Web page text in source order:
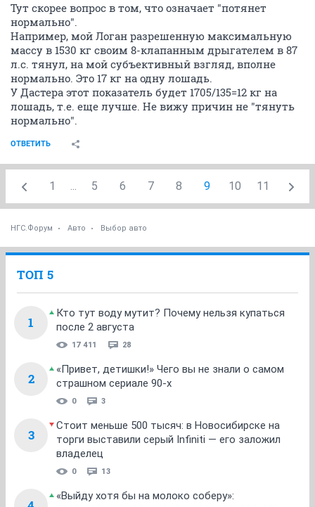
Тут скорее вопрос в том, что означает "потянет
нормально".
Например, мой Логан разрешенную максимальную
массу в 1530 кг своим 8-клапанным дрыгателем в 87
л.с. тянул, на мой субъективный взгляд, вполне
нормально. Это 17 кг на одну лошадь.
У Дастера этот показатель будет 1705/135=12 кг на
лошадь, т.е. еще лучше. Не вижу причин не "тянуть
нормально".
ОТВЕТИТЬ
1 ... 5 6 7 8 9 10 11
НГС.Форум Авто Выбор авто
ТОП 5
1
Кто тут воду мутит? Почему нельзя купаться
после 2 августа
17 411 28
2
«Привет, детишки!» Чего вы не знали о самом
страшном сериале 90-х
0 3
3
Стоит меньше 500 тысяч: в Новосибирске на
торги выставили серый Infiniti — его заложил
владелец
0 13
«Выйду хотя бы на молоко соберу»: